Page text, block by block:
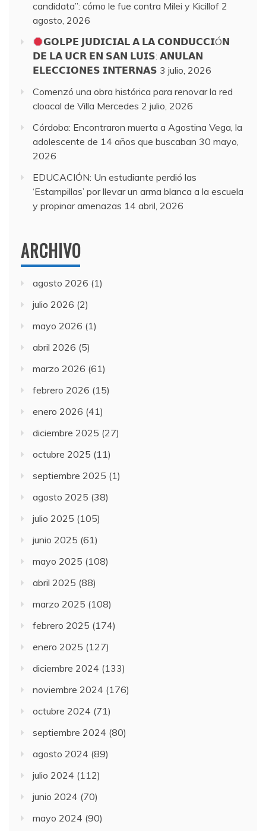
candidata”: cómo le fue contra Milei y Kicillof 2
agosto, 2026
𝗚𝗢𝗟𝗣𝗘 𝗝𝗨𝗗𝗜𝗖𝗜𝗔𝗟 𝗔 𝗟𝗔 𝗖𝗢𝗡𝗗𝗨𝗖𝗖𝗜Ó𝗡
𝗗𝗘 𝗟𝗔 𝗨𝗖𝗥 𝗘𝗡 𝗦𝗔𝗡 𝗟𝗨𝗜𝗦: 𝗔𝗡𝗨𝗟𝗔𝗡
𝗘𝗟𝗘𝗖𝗖𝗜𝗢𝗡𝗘𝗦 𝗜𝗡𝗧𝗘𝗥𝗡𝗔𝗦 3 julio, 2026
Comenzó una obra histórica para renovar la red
cloacal de Villa Mercedes 2 julio, 2026
Córdoba: Encontraron muerta a Agostina Vega, la
adolescente de 14 años que buscaban 30 mayo,
2026
EDUCACIÓN: Un estudiante perdió las
‘Estampillas’ por llevar un arma blanca a la escuela
y propinar amenazas 14 abril, 2026
ARCHIVO
agosto 2026 (1)
julio 2026 (2)
mayo 2026 (1)
abril 2026 (5)
marzo 2026 (61)
febrero 2026 (15)
enero 2026 (41)
diciembre 2025 (27)
octubre 2025 (11)
septiembre 2025 (1)
agosto 2025 (38)
julio 2025 (105)
junio 2025 (61)
mayo 2025 (108)
abril 2025 (88)
marzo 2025 (108)
febrero 2025 (174)
enero 2025 (127)
diciembre 2024 (133)
noviembre 2024 (176)
octubre 2024 (71)
septiembre 2024 (80)
agosto 2024 (89)
julio 2024 (112)
junio 2024 (70)
mayo 2024 (90)